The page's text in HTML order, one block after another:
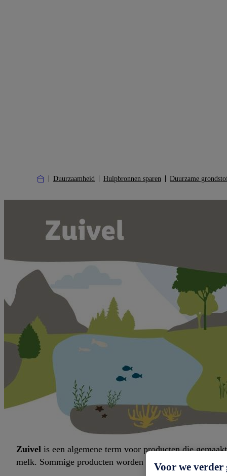
Duurzaamheid Hulpbronnen sparen Duurzame
Zuivel is een algemene term voor producten die
melk. Sommige producten worden nog altijd bereid met
Voor we